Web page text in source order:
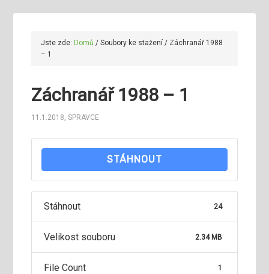
Jste zde: Domů / Soubory ke stažení/ Záchranář 1988
– 1
Záchranář 1988 – 1
11.1.2018,SPRAVCE
STÁHNOUT
Stáhnout 24
Velikost souboru 2.34 MB
File Count 1